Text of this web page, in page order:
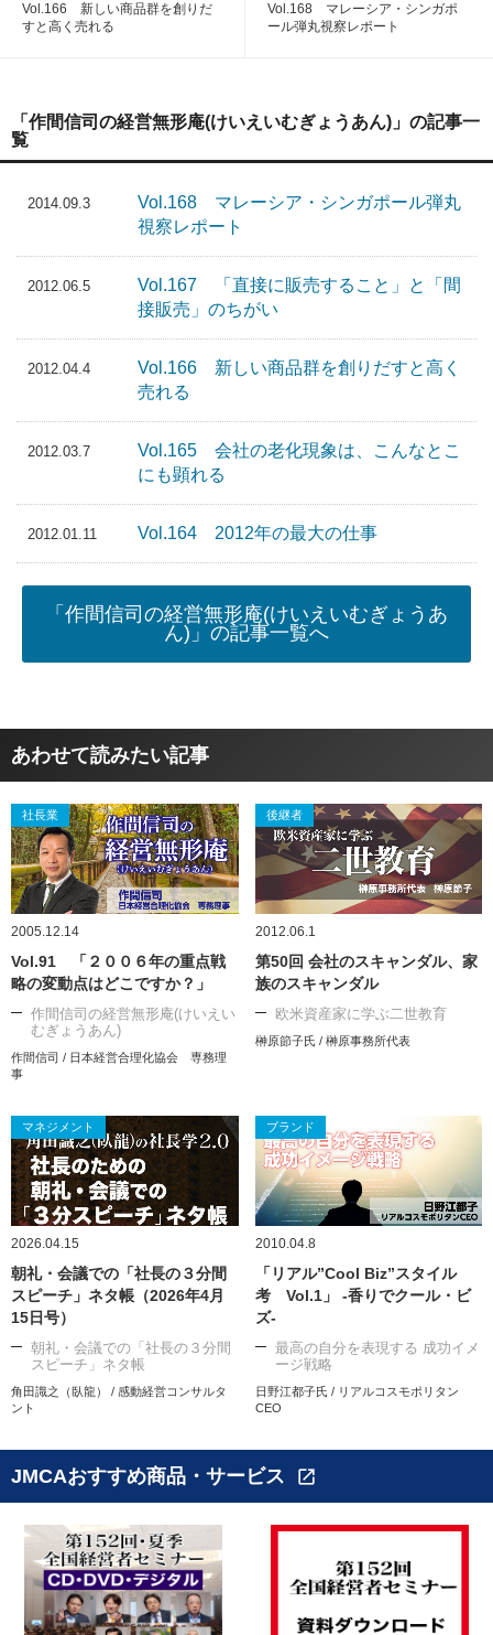
Vol.166 新しい商品群を創りだ
すと高く売れる
Vol.168 マレーシア・シンガポ
ール弾丸視察レポート
「作間信司の経営無形庵(けいえいむぎょうあん)」の記事一
覧
2014.09.3
Vol.168 マレーシア・シンガポール弾丸
視察レポート
2012.06.5
Vol.167 「直接に販売すること」と「間
接販売」のちがい
2012.04.4
Vol.166 新しい商品群を創りだすと高く
売れる
2012.03.7
Vol.165 会社の老化現象は、こんなとこ
にも顕れる
2012.01.11 Vol.164 2012年の最大の仕事
「作間信司の経営無形庵(けいえいむぎょうあ
ん)」の記事一覧へ
あわせて読みたい記事
社長業
2005.12.14
Vol.91 「２００６年の重点戦
略の変動点はどこですか？」
作間信司の経営無形庵(けいえい
むぎょうあん)
作間信司 / 日本経営合理化協会 専務理
事
後継者
2012.06.1
第50回 会社のスキャンダル、家
族のスキャンダル
欧米資産家に学ぶ二世教育
榊原節子氏 / 榊原事務所代表
マネジメント
2026.04.15
朝礼・会議での「社長の３分間
スピーチ」ネタ帳（2026年4月
15日号）
朝礼・会議での「社長の３分間
スピーチ」ネタ帳
角田識之（臥龍） / 感動経営コンサルタ
ント
ブランド
2010.04.8
「リアル”Cool Biz”スタイル
考 Vol.1」 -香りでクール・ビ
ズ-
最高の自分を表現する 成功イメ
ージ戦略
日野江都子氏 / リアルコスモポリタン
CEO
JMCAおすすめ商品・サービス open_in_new